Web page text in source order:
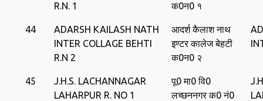
R.N. 1
क0न0 १
44
ADARSH KAILASH NATH
INTER COLLAGE BEHTI
R.N 2
आदर्श कैलाश नाथ
इण्‍टर कालेज बेहटी
क0न0 २
45
J.H.S. LACHANNAGAR
LAHARPUR R. NO 1
पू0 मा0 वि0
लच्‍छननगर क0 नं0